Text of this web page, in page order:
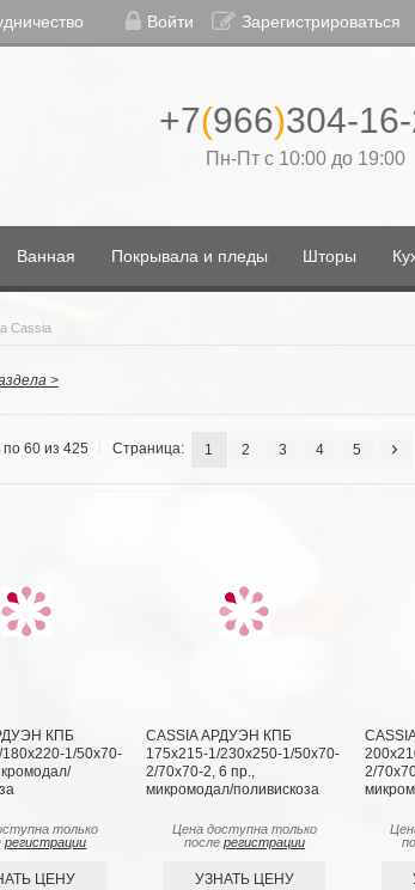
Войти Зарегистрироваться
+7(966)304-
Пн-Пт с 10:00 до 19:00
Ванная Покрывала и пледы Шторы
Cassia
>
60 из 425 Страница: 1 2 3 4 5
КПБ
1/50х70-
только
регистрации
ЦЕНУ
CASSIA АРДУЭН КПБ
175х215-1/230х250-1/50х70-
2/70х70-2, 6 пр.,
микромодал/поливискоза
Цена доступна только
после регистрации
УЗНАТЬ ЦЕНУ
2/